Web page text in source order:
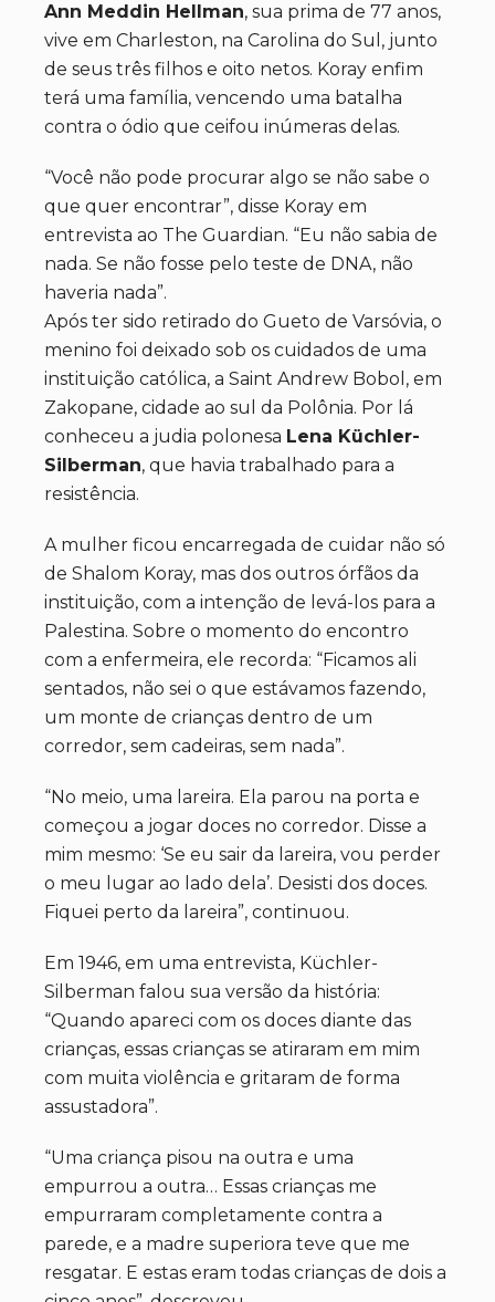
Ann Meddin Hellman, sua prima de 77 anos,
vive em Charleston, na Carolina do Sul, junto
de seus três filhos e oito netos. Koray enfim
terá uma família, vencendo uma batalha
contra o ódio que ceifou inúmeras delas.
“Você não pode procurar algo se não sabe o
que quer encontrar”, disse Koray em
entrevista ao The Guardian. “Eu não sabia de
nada. Se não fosse pelo teste de DNA, não
haveria nada”.
Após ter sido retirado do Gueto de Varsóvia, o
menino foi deixado sob os cuidados de uma
instituição católica, a Saint Andrew Bobol, em
Zakopane, cidade ao sul da Polônia. Por lá
conheceu a judia polonesa Lena Küchler-
Silberman, que havia trabalhado para a
resistência.
A mulher ficou encarregada de cuidar não só
de Shalom Koray, mas dos outros órfãos da
instituição, com a intenção de levá-los para a
Palestina. Sobre o momento do encontro
com a enfermeira, ele recorda: “Ficamos ali
sentados, não sei o que estávamos fazendo,
um monte de crianças dentro de um
corredor, sem cadeiras, sem nada”.
“No meio, uma lareira. Ela parou na porta e
começou a jogar doces no corredor. Disse a
mim mesmo: ‘Se eu sair da lareira, vou perder
o meu lugar ao lado dela’. Desisti dos doces.
Fiquei perto da lareira”, continuou.
Em 1946, em uma entrevista, Küchler-
Silberman falou sua versão da história:
“Quando apareci com os doces diante das
crianças, essas crianças se atiraram em mim
com muita violência e gritaram de forma
assustadora”.
“Uma criança pisou na outra e uma
empurrou a outra… Essas crianças me
empurraram completamente contra a
parede, e a madre superiora teve que me
resgatar. E estas eram todas crianças de dois a